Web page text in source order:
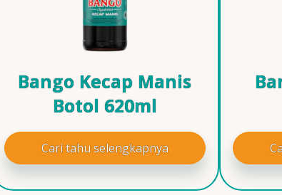
Bango Kecap Manis
Botol 620ml
Cari tahu selengkapnya